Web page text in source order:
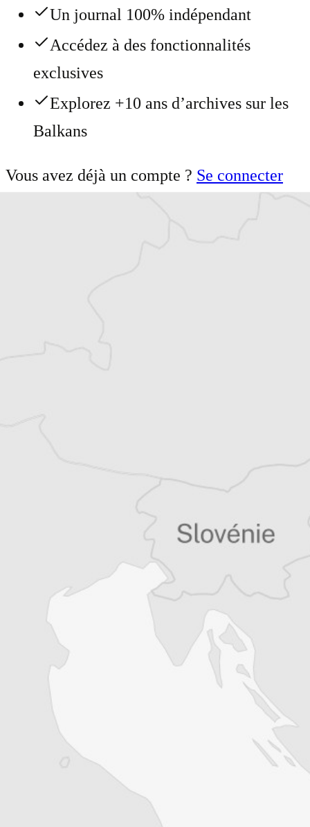
Un journal 100% indépendant
Accédez à des fonctionnalités
exclusives
Explorez +10 ans d’archives sur les
Balkans
Vous avez déjà un compte ? Se connecter